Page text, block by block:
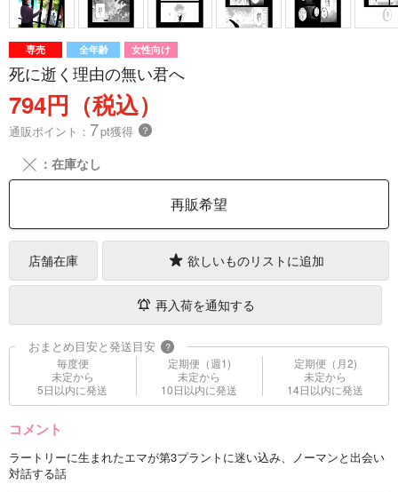
専売 全年齢 女性向け
死に逝く理由の無い君へ
794円（税込）
通販ポイント： 7pt獲得 ？
╳ ：在庫なし
再販希望
店舗在庫 欲しいものリストに追加
再入荷を通知する
おまとめ目安と発送目安 ?
毎度便
未定から
5日以内に発送
定期便（週1)
未定から
10日以内に発送
定期便（月2)
未定から
14日以内に発送
コメント
ラートリーに生まれたエマが第3プラントに迷い込み、ノーマンと出会い
対話する話